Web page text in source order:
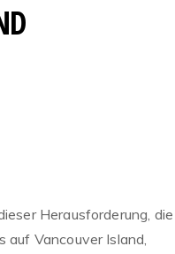
Herausforderung, die
auf Vancouver Island,